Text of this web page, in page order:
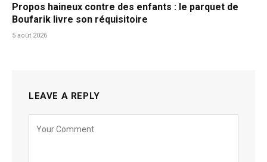
Propos haineux contre des enfants : le parquet de
Boufarik livre son réquisitoire
5 août 2026
LEAVE A REPLY